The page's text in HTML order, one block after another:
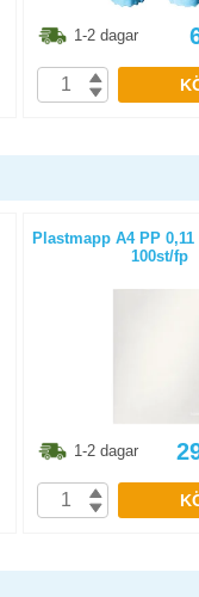
1-2 dagar
Plastmapp A4 PP
100st/fp
1-2 dagar